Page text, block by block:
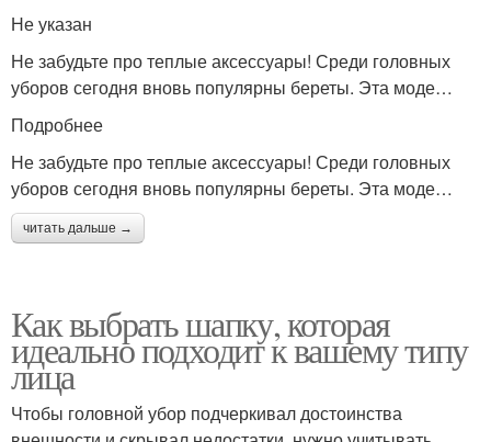
Не указан
Не забудьте про теплые аксессуары! Среди головных
уборов сегодня вновь популярны береты. Эта моде…
Подробнее
Не забудьте про теплые аксессуары! Среди головных
уборов сегодня вновь популярны береты. Эта моде…
читать дальше →
Как выбрать шапку, которая
идеально подходит к вашему типу
лица
Чтобы головной убор подчеркивал достоинства